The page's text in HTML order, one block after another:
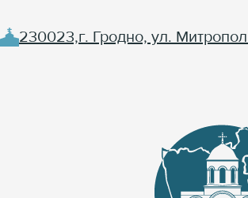
230023,г. Гродно, ул.